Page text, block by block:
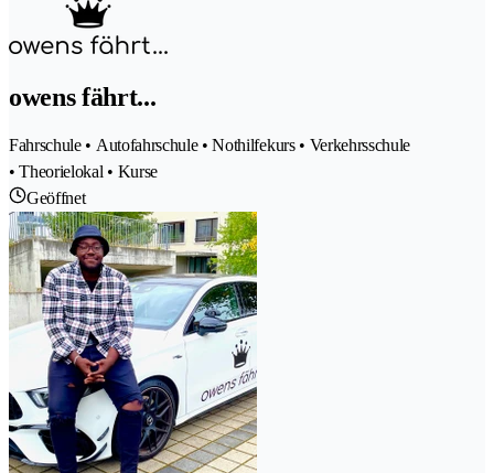
owens fährt...
Fahrschule • Autofahrschule • Nothilfekurs • Verkehrsschule
• Theorielokal • Kurse
Geöffnet